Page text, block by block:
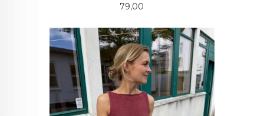
Pris
79,00